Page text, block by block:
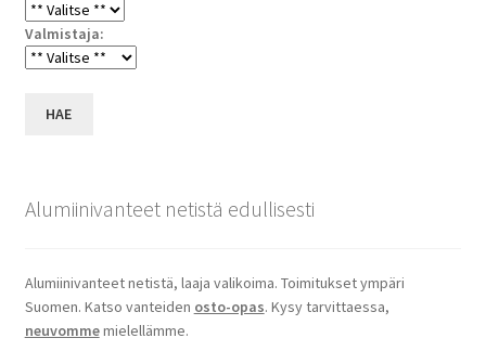
Valmistaja:
HAE
Alumiinivanteet netistä edullisesti
Alumiinivanteet netistä, laaja valikoima. Toimitukset ympäri
Suomen. Katso vanteiden osto-opas. Kysy tarvittaessa,
neuvommemielellämme.